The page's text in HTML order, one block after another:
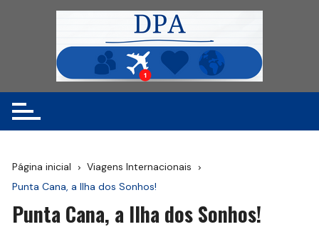
Página inicial
Viagens Internacionais
Punta Cana, a Ilha dos Sonhos!
Punta Cana, a Ilha dos Sonhos!